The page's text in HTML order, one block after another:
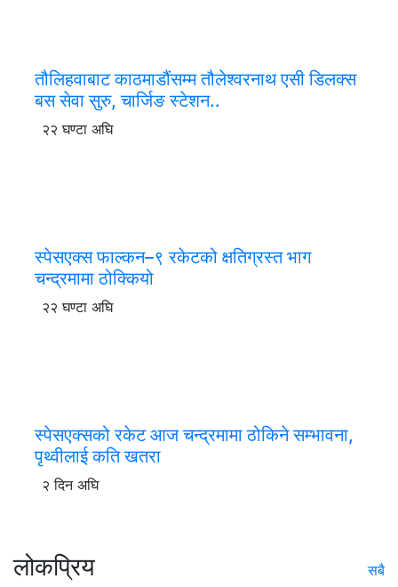
तौलिहवाबाट काठमाडौंसम्म तौलेश्वरनाथ एसी डिलक्स
बस सेवा सुरु, चार्जिङ स्टेशन..
२२ घण्टा अघि
स्पेसएक्स फाल्कन–९ रकेटको क्षतिग्रस्त भाग
चन्द्रमामा ठोक्कियो
२२ घण्टा अघि
स्पेसएक्सको रकेट आज चन्द्रमामा ठोकिने सम्भावना,
पृथ्वीलाई कति खतरा
२ दिन अघि
लोकप्रिय सबै